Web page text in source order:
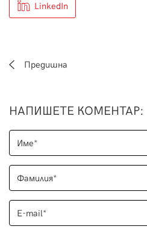
LinkedIn
Предишна
НАПИШЕТЕ КОМЕНТАР: